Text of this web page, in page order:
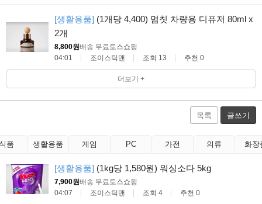
[생활용품] (1개당 4,400) 멈칫 차량용 디퓨저 80ml x
2개
8,800원배송 무료토스쇼핑
04:01
조이스틱맨 조회 13 추천 0
더보기 +
목록 글쓰기
품 생활용품 게임 PC 가전 의류 화장
[생활용품] (1kg당 1,580원) 워싱소다 5kg
7,900원배송 무료토스쇼핑
04:07
조이스틱맨 조회 4 추천 0